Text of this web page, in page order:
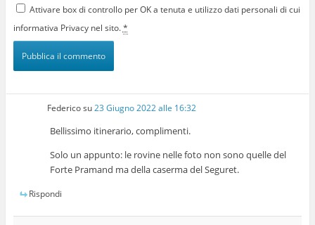
Attivare box di controllo per OK a tenuta e utilizzo dati personali di cui
informativa Privacy nel sito.*
Federicosu23 Giugno 2022 alle 16:32
Bellissimo itinerario, complimenti.
Solo un appunto: le rovine nelle foto non sono quelle del
Forte Pramand ma della caserma del Seguret.
Rispondi